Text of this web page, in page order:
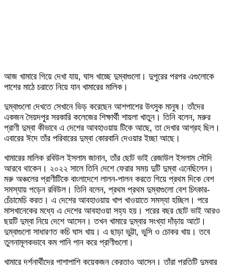
আজ খামারে গিয়ে দেখা যায়, ঘাস খাচ্ছে দুম্বাগুলো। দুপুরের পরপর এগুলোকে
পাশের মাঠে চরাতে নিয়ে যান খামারের মালিক।
দুম্বাগুলো দেখতে সেখানে ভিড় করেছেন আশপাশের উৎসুক মানুষ। তাঁদের
একজন সৈয়দপুর সরকারি কলেজের শিক্ষার্থী শায়লা খাতুন। তিনি বলেন, মরুর
প্রাণী দুম্বা কীভাবে এ দেশের আবহাওয়ায় টিকে আছে, তা দেখার আগ্রহ ছিল।
এবারের ঈদে তাঁর পরিবারের দুম্বা কোরবানি দেওয়ার ইচ্ছা আছে।
খামারের মালিক রবিউল ইসলাম জানান, তাঁর ছোট ভাই রেজাউল ইসলাম সৌদি
আরবে থাকেন। ২০২২ সালে তিনি দেশে ফেরার সময় দুটি দুম্বা এনেছিলেন।
মরু অঞ্চলের প্রাণীটিকে বাংলাদেশে লালন-পালন করতে গিয়ে প্রথম দিকে বেশ
সমস্যায় পড়েন রবিউল। তিনি বলেন, প্রথম প্রথম দুম্বাগুলো বেশ চিৎকার-
চেঁচামেচি করত। এ দেশের আবহাওয়ায় খাপ খাওয়াতে সমস্যা হচ্ছিল। পরে
মাসখানেকের মধ্যে এ দেশের আবহাওয়া সহ্য হয়। পরের বছর ছোট ভাই আরও
ছয়টি দুম্বা নিয়ে দেশে আসেন। তখন খামারে দুম্বার সংখ্যা দাঁড়ায় আটে।
দুম্বাগুলো সাধারণত কচি ঘাস খায়। এ ছাড়া ভুট্টা, ভুসি ও চোকর খায়। তবে
তুলনামূলকভাবে কম পানি পান করে প্রাণীগুলো।
খামারে দর্শনার্থীদের পাশাপাশি কয়েকজন ক্রেতাও আসেন। তাঁরা প্রতিটি দুম্বার